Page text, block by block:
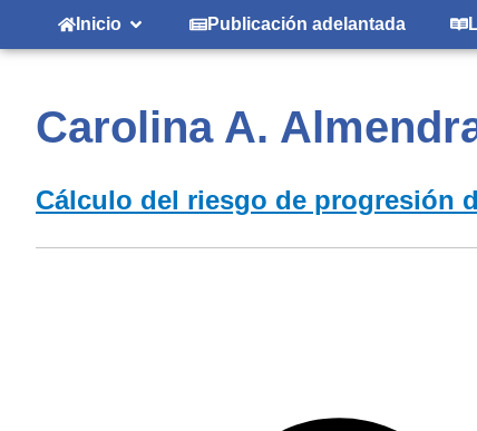
Inicio Publicación adelantada
Carolina A.
Cálculo del riesgo de progresión